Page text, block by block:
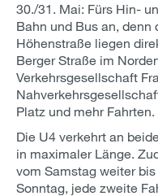
30./31. Mai: Fürs Hin-
Bahn und Bus an,
Höhenstraße liegen
Berger Straße im
Verkehrsgesellschaft
Platz und mehr Fahrten.
Die U4 verkehrt an
in maximaler Länge.
vom Samstag weiter
Sonntag, jede zweite